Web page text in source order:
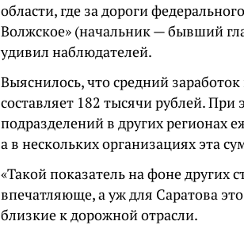
области, где за дороги
Волжское» (начальник — бывший
удивил наблюдателей.
Выяснилось, что средний
составляет 182 тысячи рублей.
подразделений в других регионах
а в нескольких организациях эта
«Такой показатель на фоне других
впечатляюще, а уж для Саратова
близкие к дорожной отрасли.